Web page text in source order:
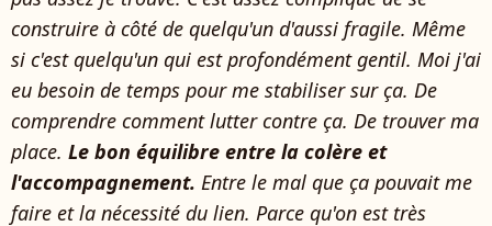
construire à côté de quelqu'un d'aussi fragile. Même
si c'est quelqu'un qui est profondément gentil. Moi j'ai
eu besoin de temps pour me stabiliser sur ça. De
comprendre comment lutter contre ça. De trouver ma
place. Le bon équilibre entre la colère et
l'accompagnement. Entre le mal que ça pouvait me
faire et la nécessité du lien. Parce qu'on est très